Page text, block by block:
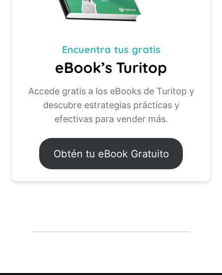
Encuentra tus gratis
eBook’s Turitop
Accede gratis a los eBooks de Turitop y
descubre estrategias prácticas y
efectivas para vender más.
Obtén tu eBook Gratuito